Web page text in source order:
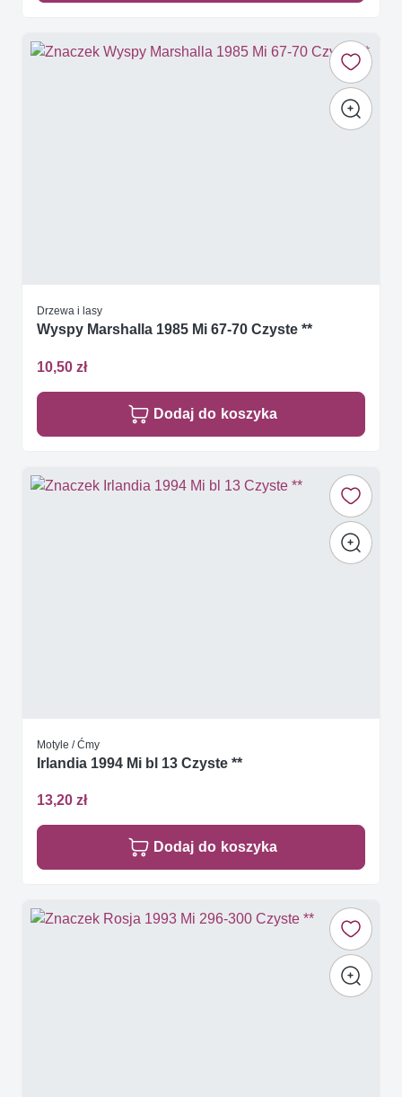
Drzewa i lasy
Wyspy Marshalla 1985 Mi 67-70 Czyste **
10,50 zł
Dodaj do koszyka
Motyle / Ćmy
Irlandia 1994 Mi bl 13 Czyste **
13,20 zł
Dodaj do koszyka